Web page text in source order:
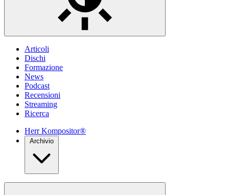
Articoli
Dischi
Formazione
News
Podcast
Recensioni
Streaming
Ricerca
Herr Kompositor®
Archivio